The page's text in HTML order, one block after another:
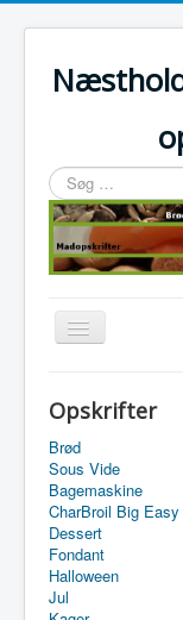
Søg
…
Skift
navigation
Tefal Actifry
Opskrifter
Brød
Sous Vide
Bagemaskine
CharBroil Big
Dessert
Fondant
Halloween
Jul